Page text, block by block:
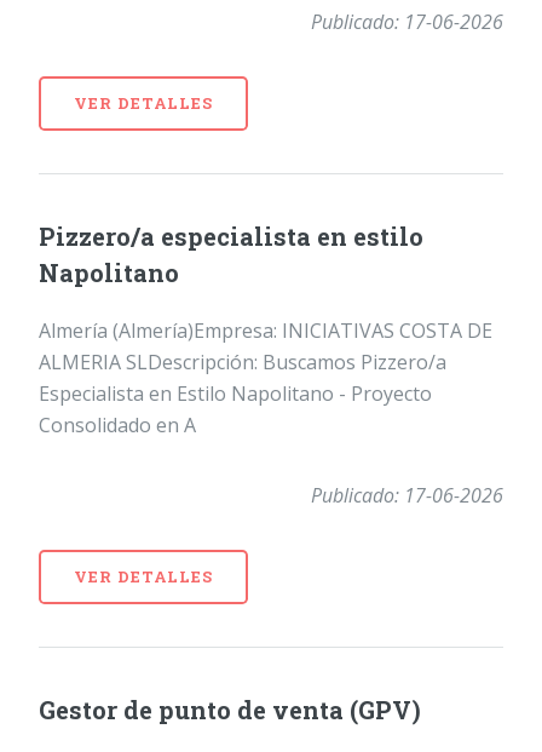
Publicado: 17-06-2026
VER DETALLES
Pizzero/a especialista en estilo
Napolitano
Almería (Almería)Empresa: INICIATIVAS COSTA DE
ALMERIA SLDescripción: Buscamos Pizzero/a
Especialista en Estilo Napolitano - Proyecto
Consolidado en A
Publicado: 17-06-2026
VER DETALLES
Gestor de punto de venta (GPV)